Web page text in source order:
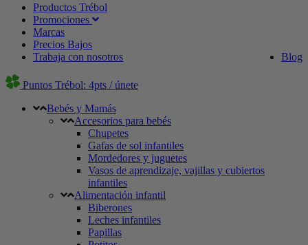
Productos Trébol
Promociones
Marcas
Precios Bajos
Blog
Trabaja con nosotros
Puntos Trébol: 4pts / únete
Bebés y Mamás
Accesorios para bebés
Chupetes
Gafas de sol infantiles
Mordedores y juguetes
Vasos de aprendizaje, vajillas y cubiertos
infantiles
Alimentación infantil
Biberones
Leches infantiles
Papillas